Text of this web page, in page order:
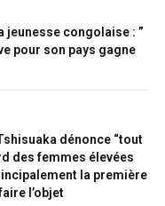
jeunesse congolaise : ”
pour son pays gagne
dénonce “tout
des femmes élevées
la première
l’objet